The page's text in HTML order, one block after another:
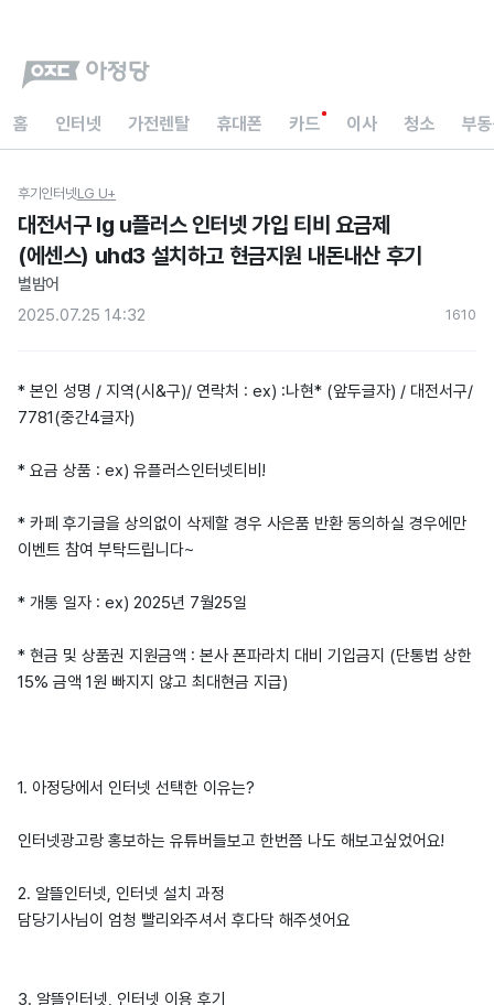
홈 인터넷 가전렌탈 휴대폰 카드 이사 청소 부
후기 인터넷LG U+
대전서구 lg u플러스 인터넷 가입 티비 요금제
(에센스) uhd3 설치하고 현금지원 내돈내산 후기
별밤어
2025.07.25 14:32
161 0
* 본인 성명 / 지역(시&구)/ 연락처 : ex) :나현* (앞두글자) / 대전서구/
7781(중간4글자)
* 요금 상품 : ex) 유플러스인터넷티비!
* 카페 후기글을 상의없이 삭제할 경우 사은품 반환 동의하실 경우에만
이벤트 참여 부탁드립니다~
* 개통 일자 : ex) 2025년 7월25일
* 현금 및 상품권 지원금액 : 본사 폰파라치 대비 기입금지 (단통법 상한
15% 금액 1원 빠지지 않고 최대현금 지급)
1. 아정당에서 인터넷 선택한 이유는?
인터넷광고랑 홍보하는 유튜버들보고 한번쯤 나도 해보고싶었어요!
2. 알뜰인터넷, 인터넷 설치 과정
담당기사님이 엄청 빨리와주셔서 후다닥 해주셧어요
3. 알뜰인터넷, 인터넷 이용 후기